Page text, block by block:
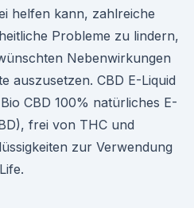
helfen kann, zahlreiche
Probleme zu lindern,
Nebenwirkungen
auszusetzen. CBD E-Liquid
CBD 100% natürliches E-
frei von THC und
zur Verwendung